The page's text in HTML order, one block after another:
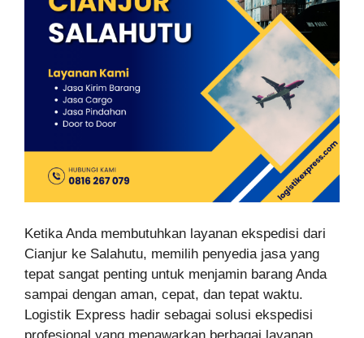
Ketika Anda membutuhkan layanan ekspedisi dari
Cianjur ke Salahutu, memilih penyedia jasa yang
tepat sangat penting untuk menjamin barang Anda
sampai dengan aman, cepat, dan tepat waktu.
Logistik Express hadir sebagai solusi ekspedisi
profesional yang menawarkan berbagai layanan